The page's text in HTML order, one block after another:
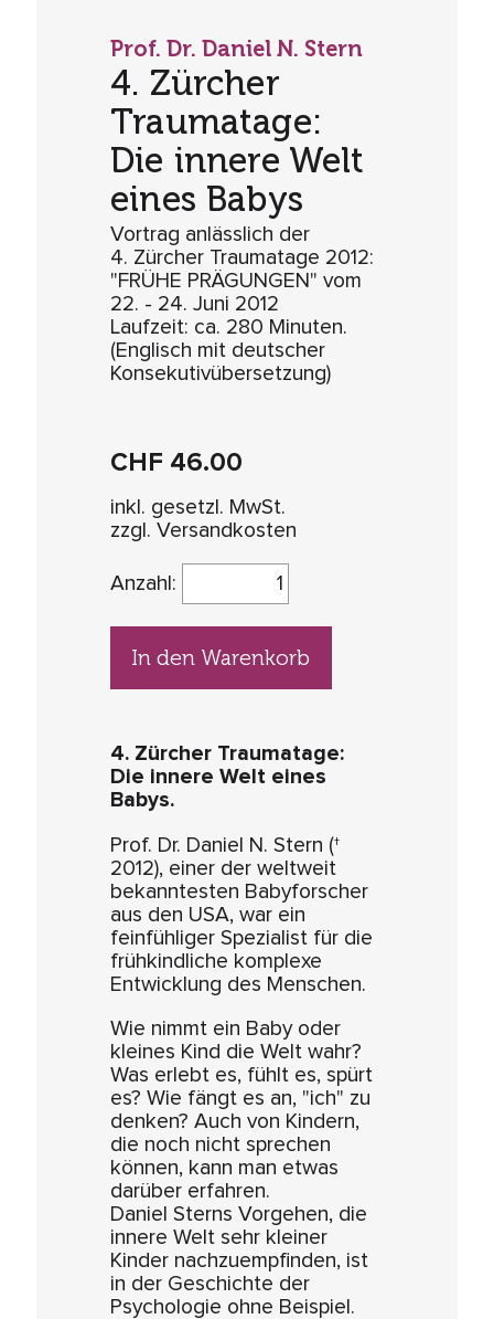
Prof. Dr. Daniel N. Stern
4. Zürcher
Traumatage:
Die innere Welt
eines Babys
Vortrag anlässlich der
4. Zürcher Traumatage 2012:
"FRÜHE PRÄGUNGEN" vom
22. - 24. Juni 2012
Laufzeit: ca. 280 Minuten.
(Englisch mit deutscher
Konsekutivübersetzung)
CHF 46.00
inkl. gesetzl. MwSt.
zzgl. Versandkosten
Anzahl:
In den Warenkorb
4. Zürcher Traumatage:
Die innere Welt eines
Babys.
Prof. Dr. Daniel N. Stern (†
2012), einer der weltweit
bekanntesten Babyforscher
aus den USA, war ein
feinfühliger Spezialist für die
frühkindliche komplexe
Entwicklung des Menschen.
Wie nimmt ein Baby oder
kleines Kind die Welt wahr?
Was erlebt es, fühlt es, spürt
es? Wie fängt es an, "ich" zu
denken? Auch von Kindern,
die noch nicht sprechen
können, kann man etwas
darüber erfahren.
Daniel Sterns Vorgehen, die
innere Welt sehr kleiner
Kinder nachzuempfinden, ist
in der Geschichte der
Psychologie ohne Beispiel.